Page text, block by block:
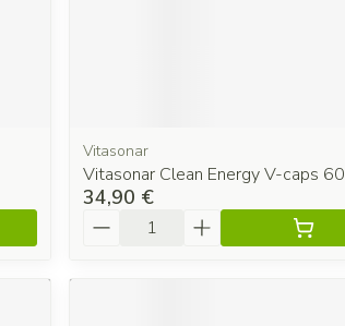
Vitasonar
Vitasonar Clean Energy V-caps 60
34,90 €
Quantité